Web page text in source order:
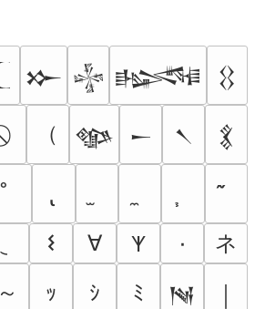
𒁍 𒈔 𒈙 𒌐
（ 𒀲 𒀸 𒀹 𒃽
𐌔
∀ 𐊵 ٠
ネ
～ ｯ ｼ ﾐ 𒀃